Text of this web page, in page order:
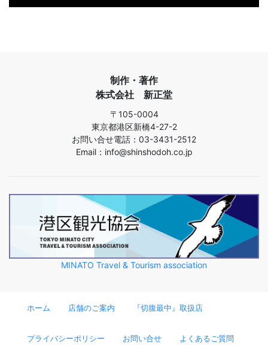
制作・著作
株式会社 新正堂
〒105-0004
東京都港区新橋4-27-2
お問い合せ電話：03-3431-2512
Email：info@shinshodoh.co.jp
MINATO Travel & Tourism association
ホーム 店舗のご案内 『切腹最中』取扱店
プライバシーポリシー お問い合せ よくあるご質問